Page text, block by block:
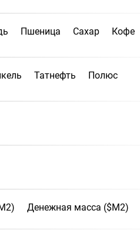
Пшеница Сахар Кофе
Татнефть Полюс
Денежная масса ($М2)